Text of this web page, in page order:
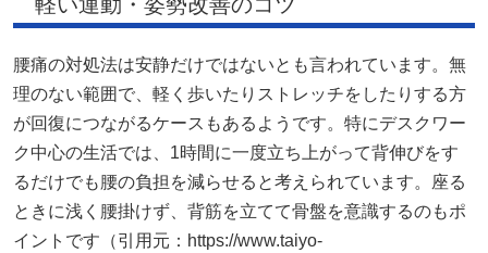
腰痛の対処法は安静だけではないとも言われています。無
理のない範囲で、軽く歩いたりストレッチをしたりする方
が回復につながるケースもあるようです。特にデスクワー
ク中心の生活では、1時間に一度立ち上がって背伸びをす
るだけでも腰の負担を減らせると考えられています。座る
ときに浅く腰掛けず、背筋を立てて骨盤を意識するのもポ
イントです（引用元：https://www.taiyo-